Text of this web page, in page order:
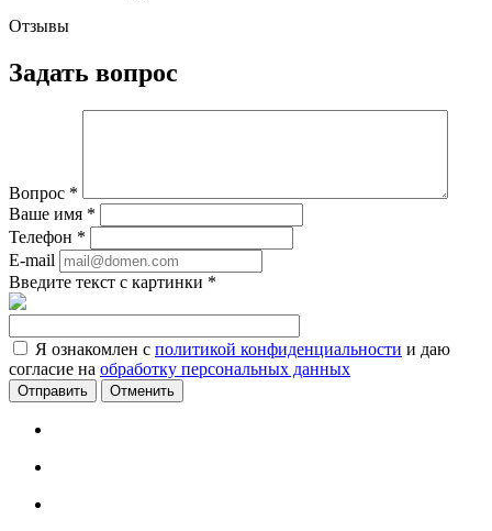
Отзывы
Задать вопрос
Вопрос *
Ваше имя *
Телефон *
E-mail
Введите текст с картинки *
Я ознакомлен с политикой конфиденциальности и даю
согласие на обработку персональных данных
Отменить